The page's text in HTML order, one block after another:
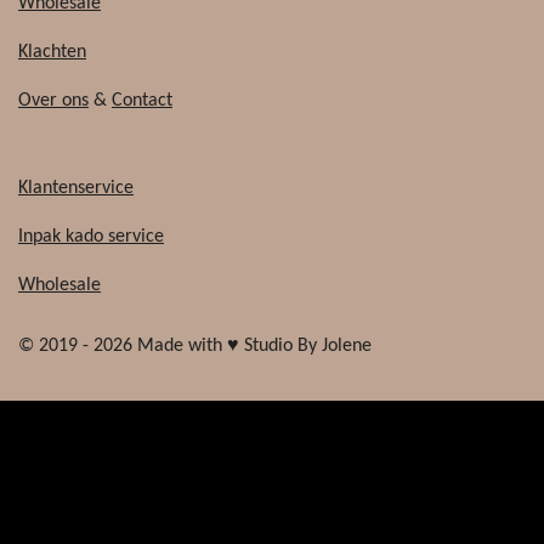
Klachten
Over ons & Contact
Klantenservice
Inpak kado service
Wholesale
© 2019 - 2026 Made with ♥ Studio By Jolene